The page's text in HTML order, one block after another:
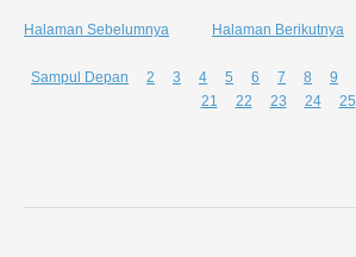
Halaman Sebelumnya Halaman Berikutnya
Sampul Depan 2 3 4 5 6 7 8 9
21
22 23 24 25